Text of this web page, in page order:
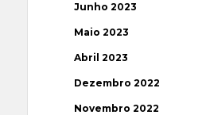
Junho 2023
Maio 2023
Abril 2023
Dezembro 2022
Novembro 2022